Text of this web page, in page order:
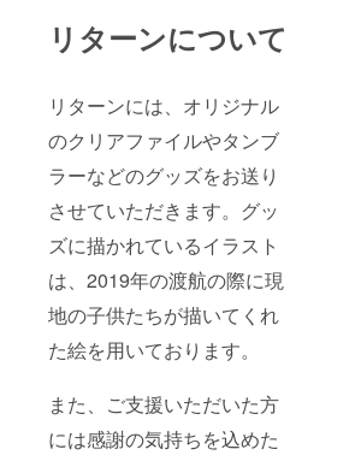
リターンについて
リターンには、オリジナル
のクリアファイルやタンブ
ラーなどのグッズをお送り
させていただきます。グッ
ズに描かれているイラスト
は、2019年の渡航の際に現
地の子供たちが描いてくれ
た絵を用いております。
また、ご支援いただいた方
には感謝の気持ちを込めた